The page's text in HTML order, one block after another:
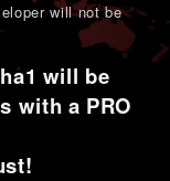
will not be
will be
with a PRO